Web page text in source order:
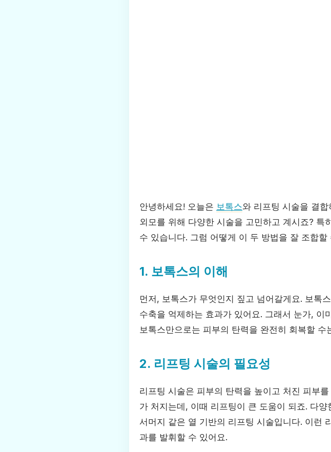
안녕하세요! 오늘은 보톡스와 리프팅 시술을 결
외모를 위해 다양한 시술을 고민하고 계시죠?
수 있습니다. 그럼 어떻게 이 두 방법을 잘 조합할
1. 보톡스의 이해
먼저, 보톡스가 무엇인지 짚고 넘어갈게요. 보톡
수축을 억제하는 효과가 있어요. 그래서 눈가,
보톡스만으로는 피부의 탄력을 완전히 회복할 수
2. 리프팅 시술의 필요성
리프팅 시술은 피부의 탄력을 높이고 처진 피부
가 처지는데, 이때 리프팅이 큰 도움이 되죠. 다
서머지 같은 열 기반의 리프팅 시술입니다. 이런
과를 발휘할 수 있어요.